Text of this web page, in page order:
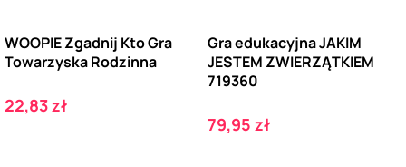
WOOPIE Zgadnij Kto Gra
Towarzyska Rodzinna
Cena
22,83 zł
Gra edukacyjna JAKIM
JESTEM ZWIERZĄTKIEM
719360
Cena
79,95 zł